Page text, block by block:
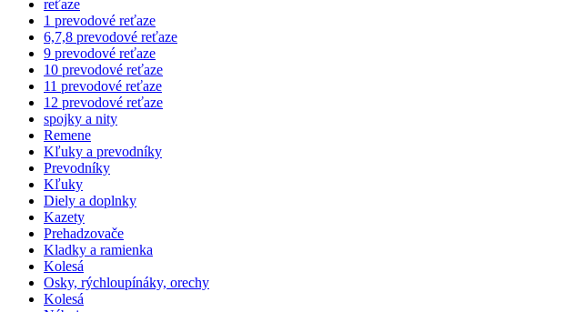
reťaze
1 prevodové reťaze
6,7,8 prevodové reťaze
9 prevodové reťaze
10 prevodové reťaze
11 prevodové reťaze
12 prevodové reťaze
spojky a nity
Remene
Kľuky a prevodníky
Prevodníky
Kľuky
Diely a doplnky
Kazety
Prehadzovače
Kladky a ramienka
Kolesá
Osky, rýchloupínáky, orechy
Kolesá